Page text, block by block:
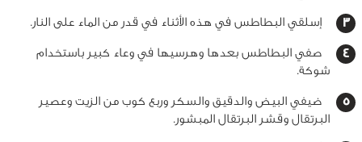
إسلقي البطاطس في هذه الأثناء في قدر من الماء على النار.
صفي البطاطس بعدها وهرسيها في وعاء كبير باستخدام
شوكة.
ضيفي البيض والدقيق والسكر وربع كوب من الزيت وعصير
البرتقال وقشر البرتقال المبشور.